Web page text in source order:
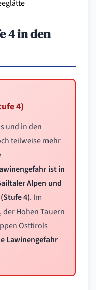
4 in den
4)
und in den
teilweise mehr
ist in
Alpen und
4). Im
Hohen Tauern
Osttirols
Lawinengefahr